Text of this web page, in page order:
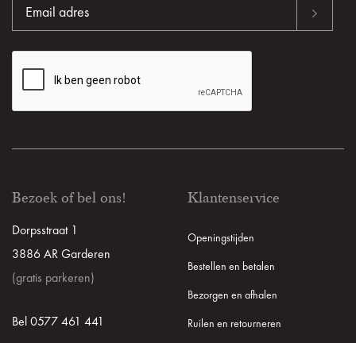
Bezoek of bel ons!
Dorpsstraat 1
3886 AR Garderen
(gratis parkeren)
Bel 0577 461 441
Klantenservice
Openingstijden
Bestellen en betalen
Bezorgen en afhalen
Ruilen en retourneren